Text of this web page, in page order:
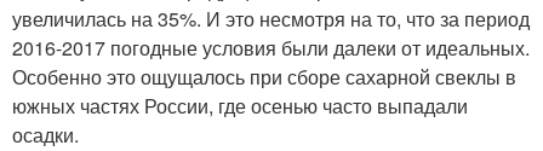
увеличилась на 35%. И это несмотря на то, что за период
2016-2017 погодные условия были далеки от идеальных.
Особенно это ощущалось при сборе сахарной свеклы в
южных частях России, где осенью часто выпадали
осадки.